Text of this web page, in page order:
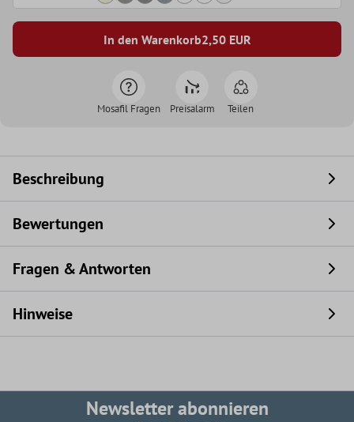
In den Warenkorb2,50EUR
Mosafil Fragen Preisalarm Teilen
Beschreibung
Bewertungen
Fragen & Antworten
Hinweise
Newsletter abonnieren